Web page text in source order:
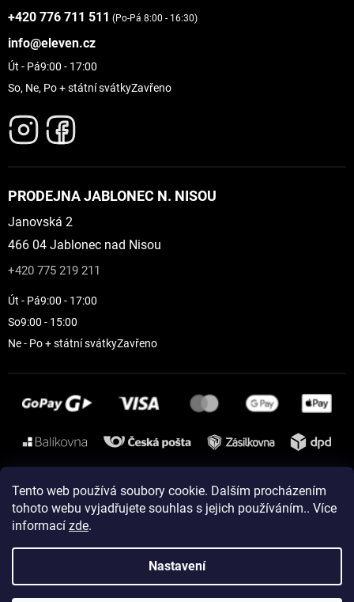
Tento web používá soubory cookie. Dalším procházením
tohoto webu vyjadřujete souhlas s jejich používáním.. Více
informací zde.
Nastavení
+420 776 711 511 (Po-Pá 8:00 - 16:30)
info@eleven.cz
Út - Pá9:00 - 17:00
So, Ne, Po + státní svátkyZavřeno
PRODEJNA JABLONEC N. NISOU
Janovská 2
466 04 Jablonec nad Nisou
+420 775 219 211
Út - Pá9:00 - 17:00
So9:00 - 15:00
Ne - Po + státní svátkyZavřeno
Instagram
Vytvořil Shoptet